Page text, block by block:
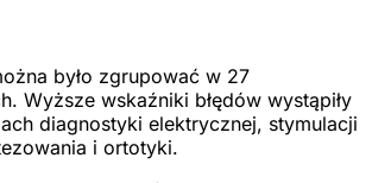
było zgrupować w 27
Wyższe wskaźniki błędów wystąpiły
diagnostyki elektrycznej, stymulacji
i ortotyki.